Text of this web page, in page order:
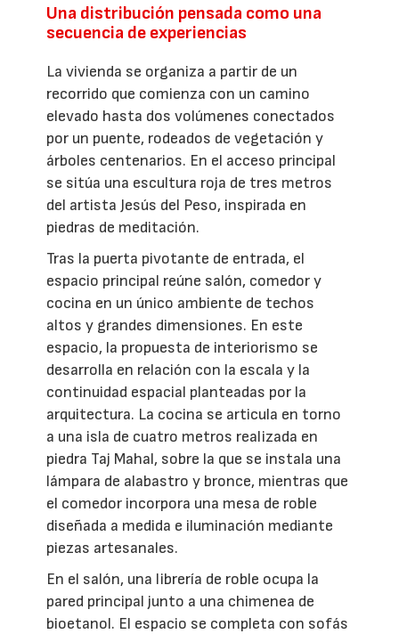
Una distribución pensada como una
secuencia de experiencias
La vivienda se organiza a partir de un
recorrido que comienza con un camino
elevado hasta dos volúmenes conectados
por un puente, rodeados de vegetación y
árboles centenarios. En el acceso principal
se sitúa una escultura roja de tres metros
del artista Jesús del Peso, inspirada en
piedras de meditación.
Tras la puerta pivotante de entrada, el
espacio principal reúne salón, comedor y
cocina en un único ambiente de techos
altos y grandes dimensiones. En este
espacio, la propuesta de interiorismo se
desarrolla en relación con la escala y la
continuidad espacial planteadas por la
arquitectura. La cocina se articula en torno
a una isla de cuatro metros realizada en
piedra Taj Mahal, sobre la que se instala una
lámpara de alabastro y bronce, mientras que
el comedor incorpora una mesa de roble
diseñada a medida e iluminación mediante
piezas artesanales.
En el salón, una librería de roble ocupa la
pared principal junto a una chimenea de
bioetanol. El espacio se completa con sofás